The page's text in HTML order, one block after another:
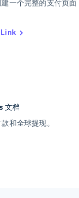
一个完整的支付页
文档
和全球提现。